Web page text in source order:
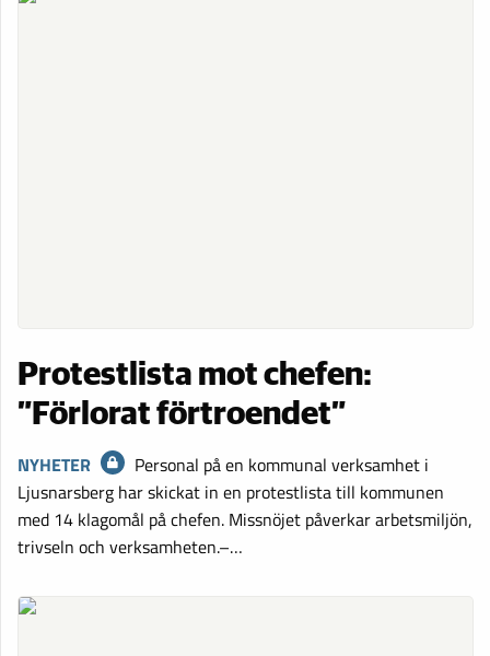
Protestlista mot chefen:
”Förlorat förtroendet”
NYHETER
Personal på en kommunal verksamhet i
Ljusnarsberg har skickat in en protestlista till kommunen
med 14 klagomål på chefen. Missnöjet påverkar arbetsmiljön,
trivseln och verksamheten.–…